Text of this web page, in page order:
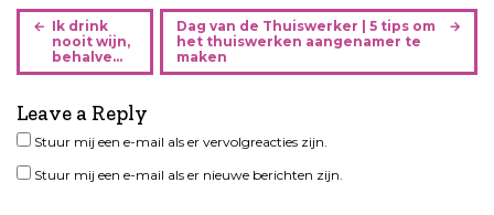
B
r
c
h
t
Ik drink
nooit wijn,
behalve…
Dag van de Thuiswerker | 5 tips om
het thuiswerken aangenamer te
maken
Leave a Reply
Stuur mij een e-mail als er vervolgreacties zijn.
Stuur mij een e-mail als er nieuwe berichten zijn.